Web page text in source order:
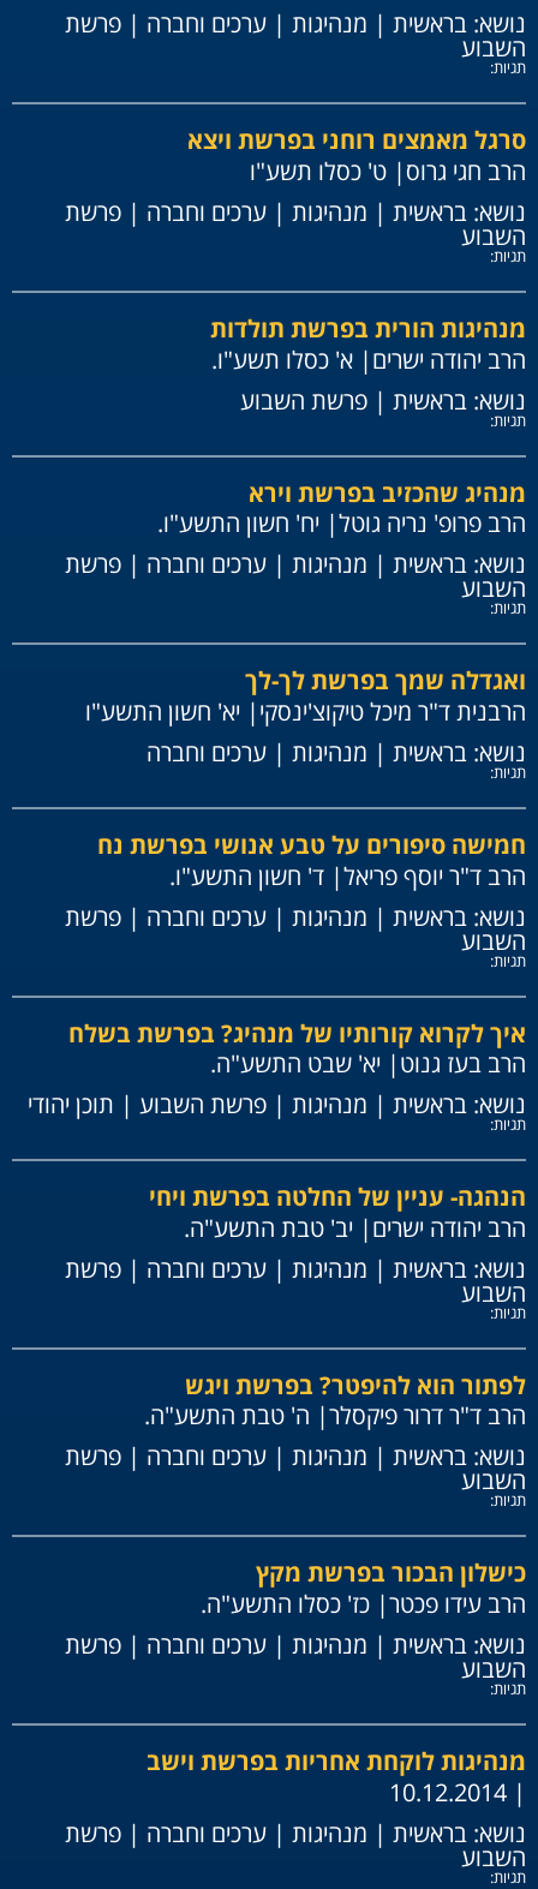
נושא: בראשית | מנהיגות | ערכים וחברה | פרשת
השבוע
תגיות:
סרגל מאמצים רוחני בפרשת ויצא
הרב חגי גרוס| ט' כסלו תשע"ו
נושא: בראשית | מנהיגות | ערכים וחברה | פרשת
השבוע
תגיות:
מנהיגות הורית בפרשת תולדות
הרב יהודה ישרים| א' כסלו תשע"ו.
נושא: בראשית | פרשת השבוע
תגיות:
מנהיג שהכזיב בפרשת וירא
הרב פרופ' נריה גוטל| יח' חשון התשע"ו.
נושא: בראשית | מנהיגות | ערכים וחברה | פרשת
השבוע
תגיות:
ואגדלה שמך בפרשת לך-לך
הרבנית ד"ר מיכל טיקוצ'ינסקי| יא' חשון התשע"ו
נושא: בראשית | מנהיגות | ערכים וחברה
תגיות:
חמישה סיפורים על טבע אנושי בפרשת נח
הרב ד"ר יוסף פריאל| ד' חשון התשע"ו.
נושא: בראשית | מנהיגות | ערכים וחברה | פרשת
השבוע
תגיות:
איך לקרוא קורותיו של מנהיג? בפרשת בשלח
הרב בעז גנוט| יא' שבט התשע"ה.
נושא: בראשית | מנהיגות | פרשת השבוע | תוכן יהודי
תגיות:
הנהגה- עניין של החלטה בפרשת ויחי
הרב יהודה ישרים| יב' טבת התשע"ה.
נושא: בראשית | מנהיגות | ערכים וחברה | פרשת
השבוע
תגיות:
לפתור הוא להיפטר? בפרשת ויגש
הרב ד"ר דרור פיקסלר| ה' טבת התשע"ה.
נושא: בראשית | מנהיגות | ערכים וחברה | פרשת
השבוע
תגיות:
כישלון הבכור בפרשת מקץ
הרב עידו פכטר| כז' כסלו התשע"ה.
נושא: בראשית | מנהיגות | ערכים וחברה | פרשת
השבוע
תגיות:
מנהיגות לוקחת אחריות בפרשת וישב
| 10.12.2014
נושא: בראשית | מנהיגות | ערכים וחברה | פרשת
השבוע
תגיות: